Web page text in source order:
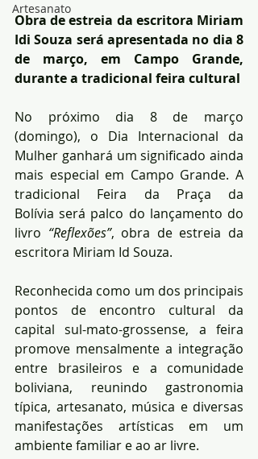
Artesanato
Obra de estreia da escritora Miriam
Idi Souza será apresentada no dia 8
de março, em Campo Grande,
durante a tradicional feira cultural
No próximo dia 8 de março
(domingo), o Dia Internacional da
Mulher ganhará um significado ainda
mais especial em Campo Grande. A
tradicional Feira da Praça da
Bolívia será palco do lançamento do
livro “Reflexões”, obra de estreia da
escritora Miriam Id Souza.
Reconhecida como um dos principais
pontos de encontro cultural da
capital sul-mato-grossense, a feira
promove mensalmente a integração
entre brasileiros e a comunidade
boliviana, reunindo gastronomia
típica, artesanato, música e diversas
manifestações artísticas em um
ambiente familiar e ao ar livre.